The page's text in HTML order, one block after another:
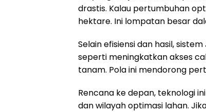
drastis. Kalau pertumbuhan
hektare. Ini lompatan besar
Selain efisiensi dan hasil,
seperti meningkatkan akses
tanam. Pola ini mendorong
Rencana ke depan, teknologi
dan wilayah optimasi lahan.